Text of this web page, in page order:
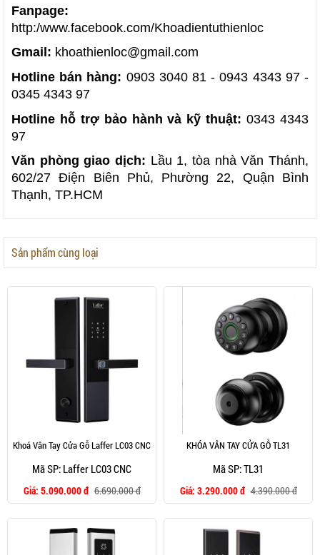
http:/www.facebook.com/Khoadientuthienloc
Gmail: khoathienloc@gmail.com
Hotline bán hàng: 0903 3040 81 - 0943 4343 97 -
0345 4343 97
Hotline hỗ trợ bảo hành và kỹ thuật: 0343 4343
97
Văn phòng giao dịch: Lầu 1, tòa nhà Văn Thánh,
602/27 Điện Biên Phủ, Phường 22, Quận Bình
Thạnh, TP.HCM
Sản phẩm cùng loại
Khoá Vân Tay Cửa Gỗ Laffer LC03 CNC
Mã SP: Laffer LC03 CNC
Giá: 5.090.000 đ 6.690.000 đ
KHÓA VÂN TAY CỬA GỖ TL31
Mã SP: TL31
Giá: 3.290.000 đ 4.390.000 đ